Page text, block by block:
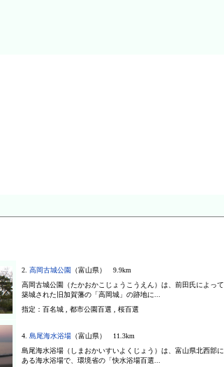
2. 高岡古城公園 （富山県） 9.9km
高岡古城公園（たかおかこじょうこうえん）は、前田氏によって
築城された旧加賀藩の「高岡城」の跡地に...
指定： 百名城 , 都市公園百選 , 桜百選
4. 島尾海水浴場（富山県） 11.3km
島尾海水浴場（しまおかいすいよくじょう）は、富山県北西部に
ある海水浴場で、環境省の「快水浴場百選...